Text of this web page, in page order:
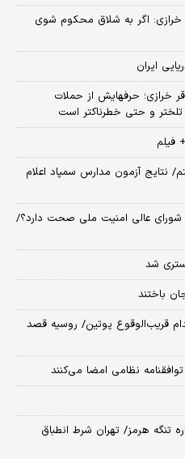
خرازی: اگر به شلاق محکوم شوی
ایران
خرازی؛ حرفهایش از حملات
تلختر و حتی خطرناکتر است
فیلم
نتایج آزمون مدارس سمپاد اعلام
عالی امنیت ملی صحت دارد؟/
شد
قریب‌الوقوع پوتین/ روسیه قصد
تنگه هرمز/ تهران شرط انطباق